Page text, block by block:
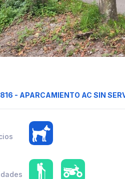
- APARCAMIENTO AC SIN